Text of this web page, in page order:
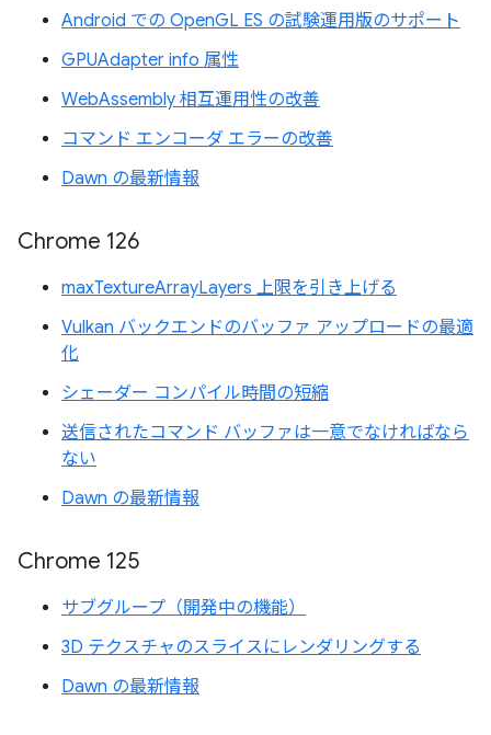
Android での OpenGL ES の試験運用版のサポート
GPUAdapter info 属性
WebAssembly 相互運用性の改善
コマンド エンコーダ エラーの改善
Dawn の最新情報
Chrome 126
maxTextureArrayLayers 上限を引き上げる
Vulkan バックエンドのバッファ アップロードの最適
化
シェーダー コンパイル時間の短縮
送信されたコマンド バッファは一意でなければなら
ない
Dawn の最新情報
Chrome 125
サブグループ（開発中の機能）
3D テクスチャのスライスにレンダリングする
Dawn の最新情報